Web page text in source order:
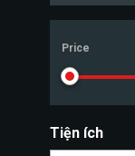
Price
Tiện ích